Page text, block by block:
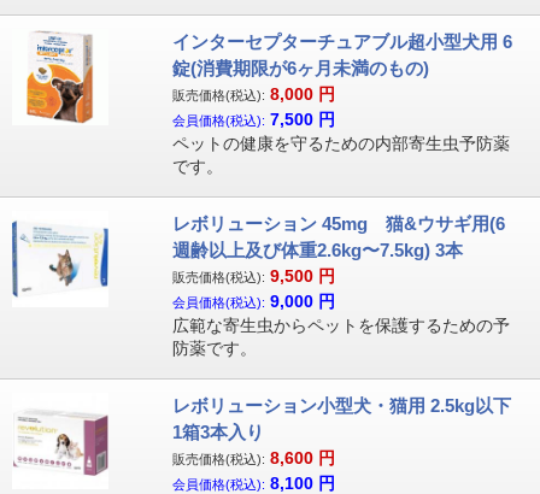
インターセプターチュアブル超小型犬用 6
錠(消費期限が6ヶ月未満のもの)
販売価格(税込): 8,000 円
会員価格(税込): 7,500 円
ペットの健康を守るための内部寄生虫予防薬
です。
レボリューション 45mg 猫&ウサギ用(6
週齢以上及び体重2.6kg〜7.5kg) 3本
販売価格(税込): 9,500 円
会員価格(税込): 9,000 円
広範な寄生虫からペットを保護するための予
防薬です。
レボリューション小型犬・猫用 2.5kg以下
1箱3本入り
販売価格(税込): 8,600 円
会員価格(税込): 8,100 円